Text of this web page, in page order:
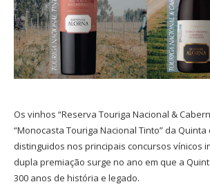
Os vinhos “Reserva Touriga Nacional &
“Monocasta Touriga Nacional Tinto” da
distinguidos nos principais concursos vínicos
dupla premiação surge no ano em que a
300 anos de história e legado.